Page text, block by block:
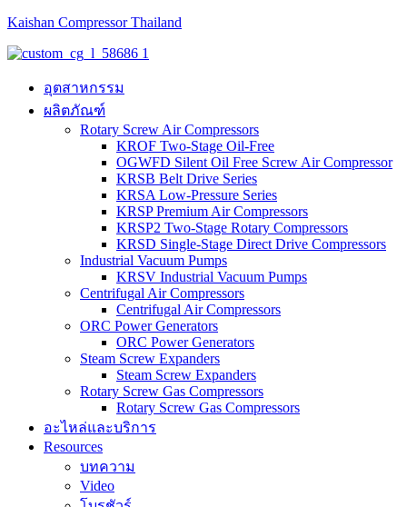
Kaishan Compressor Thailand
อุตสาหกรรม
ผลิตภัณฑ์
Rotary Screw Air Compressors
KROF Two-Stage Oil-Free
OGWFD Silent Oil Free Screw Air Compressor
KRSB Belt Drive Series
KRSA Low-Pressure Series
KRSP Premium Air Compressors
KRSP2 Two-Stage Rotary Compressors
KRSD Single-Stage Direct Drive Compressors
Industrial Vacuum Pumps
KRSV Industrial Vacuum Pumps
Centrifugal Air Compressors
Centrifugal Air Compressors
ORC Power Generators
ORC Power Generators
Steam Screw Expanders
Steam Screw Expanders
Rotary Screw Gas Compressors
Rotary Screw Gas Compressors
อะไหล่และบริการ
Resources
บทความ
Video